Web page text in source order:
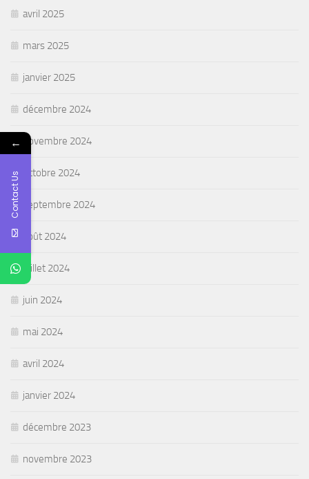
avril 2025
mars 2025
janvier 2025
décembre 2024
novembre 2024
octobre 2024
septembre 2024
août 2024
juillet 2024
juin 2024
mai 2024
avril 2024
janvier 2024
décembre 2023
novembre 2023
←
Contact Us